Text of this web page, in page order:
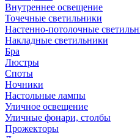
Внутреннее освещение
Точечные светильники
Настенно-потолочные
Накладные светильники
Бра
Люстры
Споты
Ночники
Настольные лампы
Уличное освещение
Уличные фонари, столбы
Прожекторы